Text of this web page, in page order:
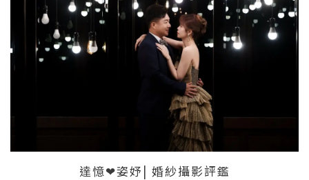
達憶❤姿妤| 婚紗攝影評鑑